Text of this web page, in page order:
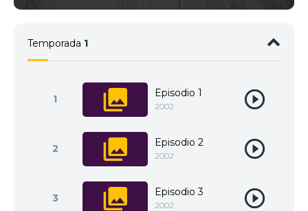
Temporada 1
1 Episodio 1
2002
2 Episodio 2
2002
3 Episodio 3
2002